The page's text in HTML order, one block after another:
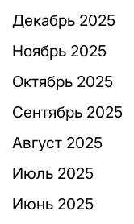
Декабрь 2025
Ноябрь 2025
Октябрь 2025
Сентябрь 2025
Август 2025
Июль 2025
Июнь 2025